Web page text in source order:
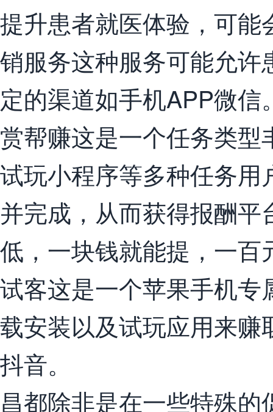
提升患者就医体验，可
销服务这种服务可能允
定的渠道如手机APP微信
赏帮赚这是一个任务类
试玩小程序等多种任务
并完成，从而获得报酬
低，一块钱就能提，一
试客这是一个苹果手机
载安装以及试玩应用来
抖音。
昌都除非是在一些特殊